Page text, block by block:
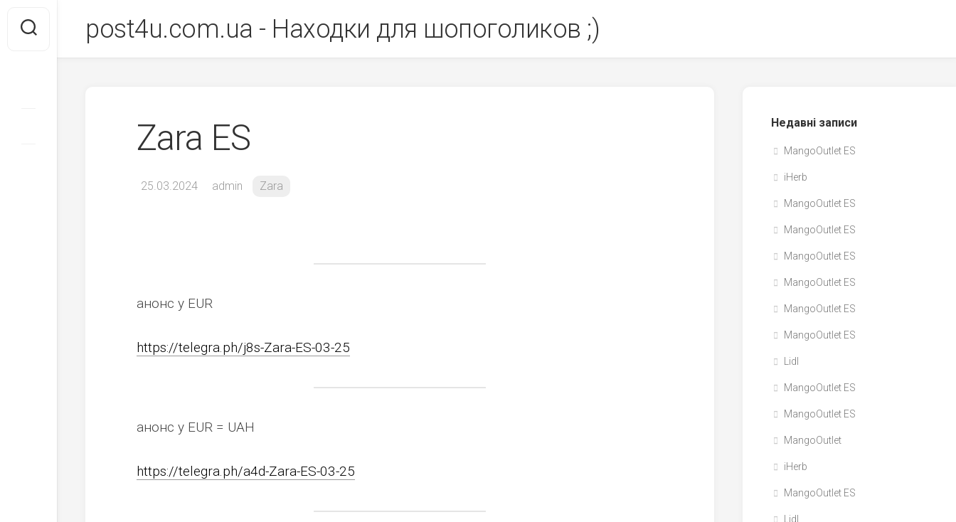
вмісту
post4u.com.ua - Находки для шопоголиков ;)
Zara ES
25.03.2024 admin Zara
анонс у EUR
https://telegra.ph/j8s-Zara-ES-03-25
анонс у EUR = UAH
https://telegra.ph/a4d-Zara-ES-03-25
Недавні записи
MangoOutlet ES
iHerb
MangoOutlet ES
MangoOutlet ES
MangoOutlet ES
MangoOutlet ES
MangoOutlet ES
MangoOutlet ES
Lidl
MangoOutlet ES
MangoOutlet ES
MangoOutlet
iHerb
MangoOutlet ES
Lidl